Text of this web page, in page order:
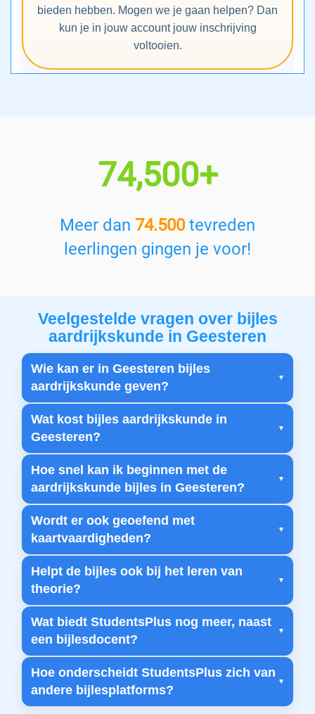
bieden hebben. Mogen we je gaan helpen? Dan
kun je in jouw account jouw inschrijving
voltooien.
74,500+
Meer dan 74.500tevreden
leerlingen gingen je voor!
Veelgestelde vragen over bijles
aardrijkskunde in Geesteren
Wie kan er in Geesteren bijles
aardrijkskunde geven?
Wat kost bijles aardrijkskunde in
Geesteren?
Hoe snel kan ik beginnen met de
aardrijkskunde bijles in Geesteren?
Wordt er ook geoefend met
kaartvaardigheden?
Helpt de bijles ook bij het leren van
theorie?
Wat biedt StudentsPlus nog meer, naast
een bijlesdocent?
Hoe onderscheidt StudentsPlus zich van
andere bijlesplatforms?